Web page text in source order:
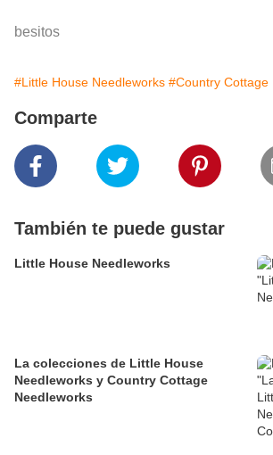
besitos
#Little House Needleworks #Country Cottage
Comparte
También te puede gustar
Little House Needleworks
La colecciones de Little House
Needleworks y Country Cottage
Needleworks